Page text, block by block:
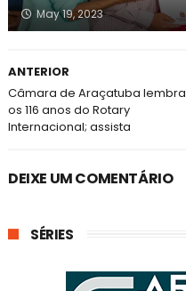
May 19, 2023
ANTERIOR
Câmara de Araçatuba lembra
os 116 anos do Rotary
Internacional; assista
DEIXE UM COMENTÁRIO
SÉRIES